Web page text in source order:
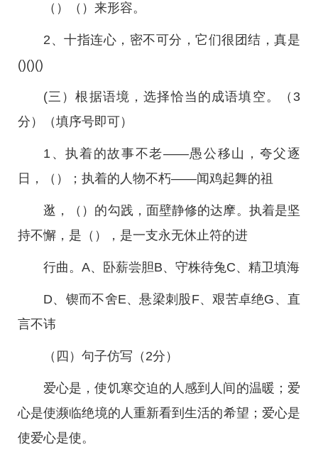
（）（）来形容。
2、十指连心，密不可分，它们很团结，真是
()()()
(三）根据语境，选择恰当的成语填空。（3
分）（填序号即可）
1、执着的故事不老——愚公移山，夸父逐
日，（）；执着的人物不朽——闻鸡起舞的祖
逖，（）的勾践，面壁静修的达摩。执着是坚
持不懈，是（），是一支永无休止符的进
行曲。A、卧薪尝胆B、守株待兔C、精卫填海
D、锲而不舍E、悬梁刺股F、艰苦卓绝G、直
言不讳
（四）句子仿写（2分）
爱心是，使饥寒交迫的人感到人间的温暖；爱
心是使濒临绝境的人重新看到生活的希望；爱心是
使爱心是使。